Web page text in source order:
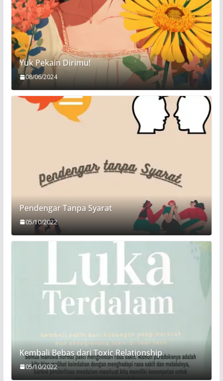
Yuk Pekain Dirimu!
08/06/2024
Pendengar Tanpa Syarat
05/10/2022
Kembali Bebas dari Toxic Relationship
05/10/2022